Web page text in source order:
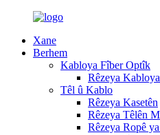
Xane
Berhem
Kabloya Fîber Optîk
Rêzeya
Têl û Kablo
Rêzeya Kasetên
Rêzeya Têlên
Rêzeya Ropê